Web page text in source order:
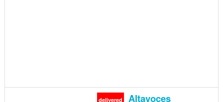
delivered
Altavoces